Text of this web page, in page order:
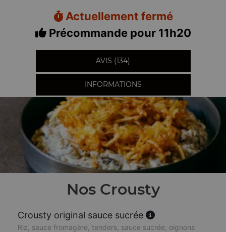
Actuellement fermé
Précommande pour 11h20
AVIS (134)
INFORMATIONS
Nos Crousty
Crousty original sauce sucrée
Riz, sauce fromagère, tenders, sauce sucrée, oignons